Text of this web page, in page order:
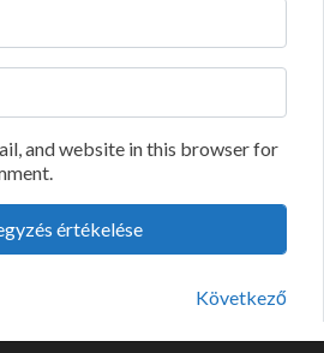
and website in this browser for
Következő